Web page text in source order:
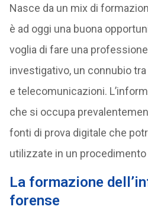
Nasce da un mix di
è ad oggi una buona
voglia di fare una
investigativo, un connubio
e telecomunicazioni.
che si occupa
fonti di prova digitale che
utilizzate in un procedimento
La formazione
forense